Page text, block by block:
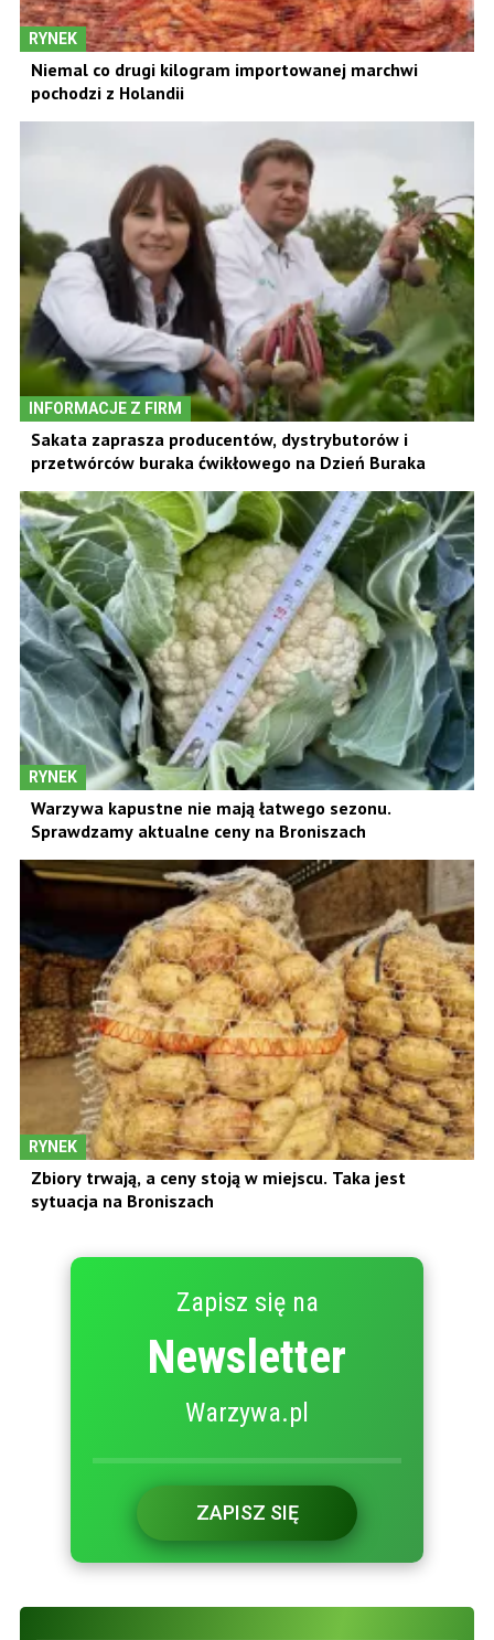
RYNEK
Niemal co drugi kilogram importowanej marchwi
pochodzi z Holandii
INFORMACJE Z FIRM
Sakata zaprasza producentów, dystrybutorów i
przetwórców buraka ćwikłowego na Dzień Buraka
RYNEK
Warzywa kapustne nie mają łatwego sezonu.
Sprawdzamy aktualne ceny na Broniszach
RYNEK
Zbiory trwają, a ceny stoją w miejscu. Taka jest
sytuacja na Broniszach
Zapisz się na
Newsletter
Warzywa.pl
ZAPISZ SIĘ